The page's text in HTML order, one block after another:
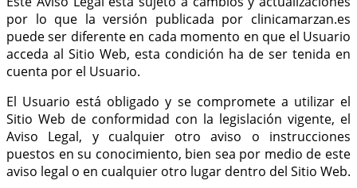
por lo que la versión publicada por clinicamarzan.es
puede ser diferente en cada momento en que el Usuario
acceda al Sitio Web, esta condición ha de ser tenida en
cuenta por el Usuario.
El Usuario está obligado y se compromete a utilizar el
Sitio Web de conformidad con la legislación vigente, el
Aviso Legal, y cualquier otro aviso o instrucciones
puestos en su conocimiento, bien sea por medio de este
aviso legal o en cualquier otro lugar dentro del Sitio Web.